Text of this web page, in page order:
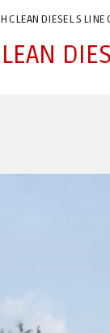
CLEAN DIESEL S LINE